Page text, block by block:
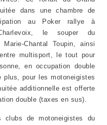
dans une chambre de
au Poker rallye à
le souper du
Chantal Toupin, ainsi
multisport, le tout pour
en occupation double
pour les motoneigistes
additionnelle est offerte
double (taxes en sus).
clubs de motoneigistes du